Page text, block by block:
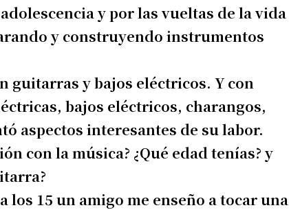
y por las vueltas de la vida
y construyendo instrumentos
guitarras y bajos eléctricos. Y con
bajos eléctricos, charangos,
aspectos interesantes de su labor.
con la música? ¿Qué edad tenías? y
los 15 un amigo me enseño a tocar una